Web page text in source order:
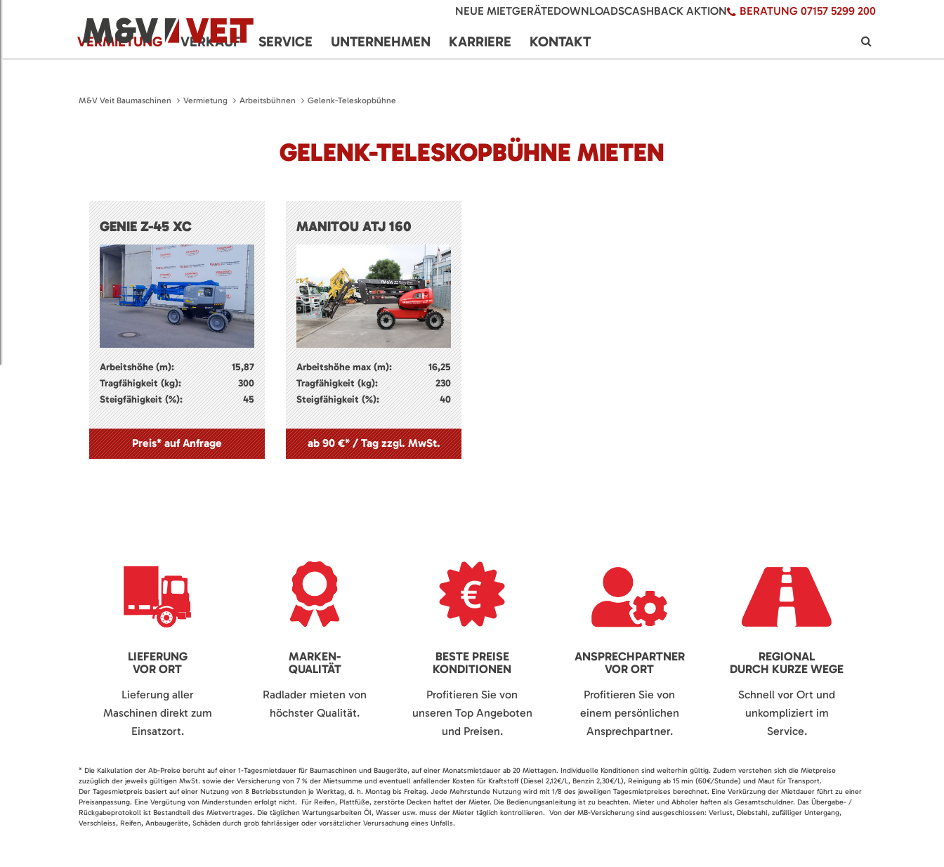
NEUE MIETGERÄTEDOWNLOADSCASHBACK AKTION BERATUNG 07157 5299 200
VERMIETUNG VERKAUF SERVICE UNTERNEHMEN KARRIERE KONTAKT
M&V Veit Baumaschinen Vermietung Arbeitsbühnen Gelenk-Teleskopbühne
GELENK-TELESKOPBÜHNE MIETEN
GENIE Z-45 XC
Arbeitshöhe (m):
15,87
Tragfähigkeit (kg):
300
Steigfähigkeit (%):
45
Preis* auf Anfrage
MANITOU ATJ 160
Arbeitshöhe max (m):
16,25
Tragfähigkeit (kg):
230
Steigfähigkeit (%):
40
ab 90 €* / Tag zzgl. MwSt.
LIEFERUNG
VOR ORT
Lieferung aller
Maschinen direkt zum
Einsatzort.
MARKEN-
QUALITÄT
Radlader mieten von
höchster Qualität.
BESTE PREISE
KONDITIONEN
Profitieren Sie von
unseren Top Angeboten
und Preisen.
ANSPRECHPARTNER
VOR ORT
Profitieren Sie von
einem persönlichen
Ansprechpartner.
REGIONAL
DURCH KURZE WEGE
Schnell vor Ort und
unkompliziert im
Service.
* Die Kalkulation der Ab-Preise beruht auf einer 1-Tagesmietdauer für Baumaschinen und Baugeräte, auf einer Monatsmietdauer ab 20 Miettagen. Individuelle Konditionen sind weiterhin gültig. Zudem verstehen sich die Mietpreise
zuzüglich der jeweils gültigen MwSt. sowie der Versicherung von 7 % der Mietsumme und eventuell anfallender Kosten für Kraftstoff (Diesel 2,12€/L, Benzin 2,30€/L), Reinigung ab 15 min (60€/Stunde) und Maut für Transport.
Der Tagesmietpreis basiert auf einer Nutzung von 8 Betriebsstunden je Werktag, d. h. Montag bis Freitag. Jede Mehrstunde Nutzung wird mit 1/8 des jeweiligen Tagesmietpreises berechnet. Eine Verkürzung der Mietdauer führt zu einer
Preisanpassung. Eine Vergütung von Minderstunden erfolgt nicht. Für Reifen, Plattfüße, zerstörte Decken haftet der Mieter. Die Bedienungsanleitung ist zu beachten. Mieter und Abholer haften als Gesamtschuldner. Das Übergabe- /
Rückgabeprotokoll ist Bestandteil des Mietvertrages. Die täglichen Wartungsarbeiten Öl, Wasser usw. muss der Mieter täglich kontrollieren. Von der MB-Versicherung sind ausgeschlossen: Verlust, Diebstahl, zufälliger Untergang,
Verschleiss, Reifen, Anbaugeräte, Schäden durch grob fahrlässiger oder vorsätzlicher Verursachung eines Unfalls.